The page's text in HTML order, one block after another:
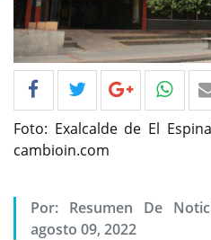
Foto: Exalcalde de El
cambioin.com
Por: Resumen De
agosto 09, 2022